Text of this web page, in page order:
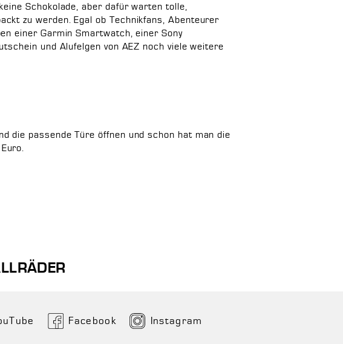
Schokolade, aber dafür warten tolle,
zu werden. Egal ob Technikfans, Abenteurer
einer Garmin Smartwatch, einer Sony
und Alufelgen von AEZ noch viele weitere
die passende Türe öffnen und schon hat man die
Facebook Instagram